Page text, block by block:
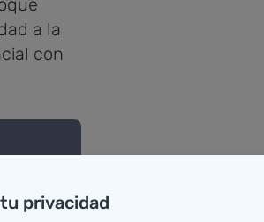
a la
con
de
privacidad